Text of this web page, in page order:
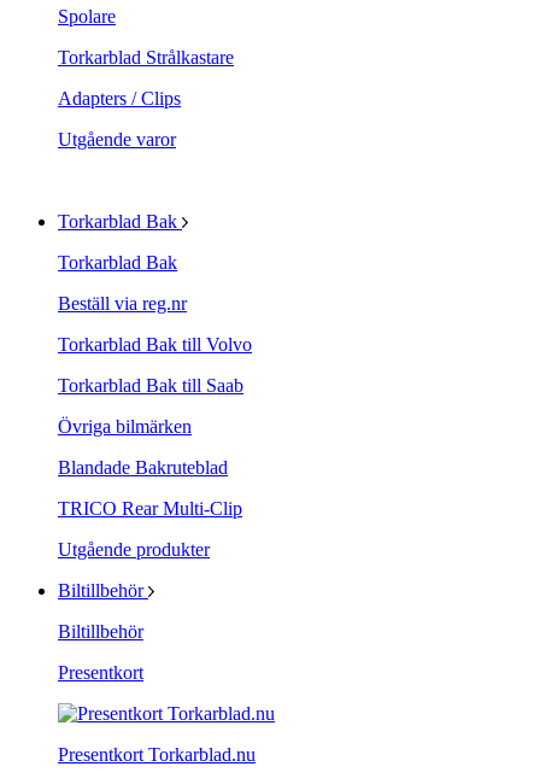
Spolare
Torkarblad Strålkastare
Adapters / Clips
Utgående varor
Torkarblad Bak
Torkarblad Bak
Beställ via reg.nr
Torkarblad Bak till Volvo
Torkarblad Bak till Saab
Övriga bilmärken
Blandade Bakruteblad
TRICO Rear Multi-Clip
Utgående produkter
Biltillbehör
Biltillbehör
Presentkort
Presentkort Torkarblad.nu